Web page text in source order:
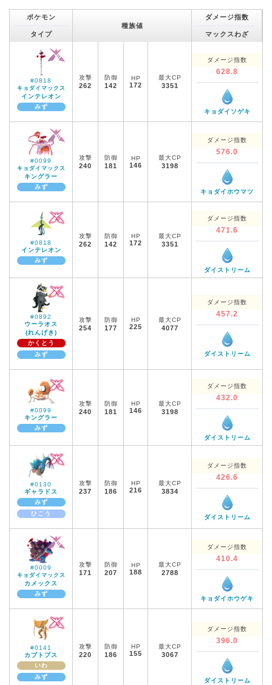
ポケモン
タイプ
種族値
ダメージ指数
マックスわざ
#0818
キョダイマックス
インテレオン
みず
攻撃
262
防御
142
HP
172
最大CP
3351
ダメージ指数
628.8
キョダイソゲキ
#0099
キョダイマックス
キングラー
みず
攻撃
240
防御
181
HP
146
最大CP
3198
ダメージ指数
576.0
キョダイホウマツ
#0818
インテレオン
みず
攻撃
262
防御
142
HP
172
最大CP
3351
ダメージ指数
471.6
ダイストリーム
#0892
ウーラオス
(れんげき)
かくとう
みず
攻撃
254
防御
177
HP
225
最大CP
4077
ダメージ指数
457.2
ダイストリーム
#0099
キングラー
みず
攻撃
240
防御
181
HP
146
最大CP
3198
ダメージ指数
432.0
ダイストリーム
#0130
ギャラドス
みず
ひこう
攻撃
237
防御
186
HP
216
最大CP
3834
ダメージ指数
426.6
ダイストリーム
#0009
キョダイマックス
カメックス
みず
攻撃
171
防御
207
HP
188
最大CP
2788
ダメージ指数
410.4
キョダイホウゲキ
#0141
カブトプス
いわ
みず
攻撃
220
防御
186
HP
155
最大CP
3067
ダメージ指数
396.0
ダイストリーム